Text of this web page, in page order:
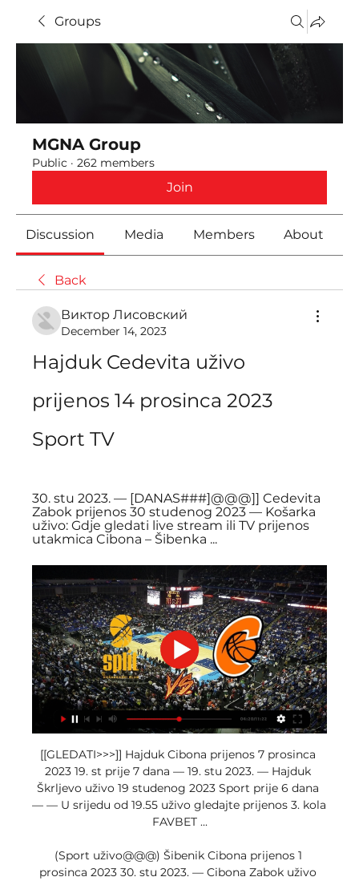
Groups
MGNA Group
Public · 262 members
Join
Discussion Media Members About
Back
Виктор Лисовский
December 14, 2023
Hajduk Cedevita uživo
prijenos 14 prosinca 2023
Sport TV
30. stu 2023. — [DANAS###]@@@]] Cedevita
Zabok prijenos 30 studenog 2023 — Košarka
uživo: Gdje gledati live stream ili TV prijenos
utakmica Cibona – Šibenka ...
[[GLEDATI>>>]] Hajduk Cibona prijenos 7 prosinca
2023 19. st prije 7 dana — 19. stu 2023. — Hajduk
Škrljevo uživo 19 studenog 2023 Sport prije 6 dana
— — U srijedu od 19.55 uživo gledajte prijenos 3. kola
FAVBET ...
(Sport uživo@@@) Šibenik Cibona prijenos 1
prosinca 2023 30. stu 2023. — Cibona Zabok uživo